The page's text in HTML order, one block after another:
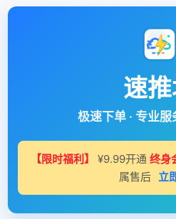
速
极速下单 · 专业服
【限时福利】 ¥9.99开通 终身
属售后 立